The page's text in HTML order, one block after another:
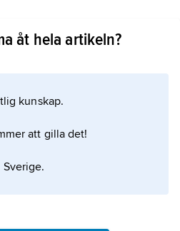
artikeln
åt hela artikeln?
kunskap.
att gilla det!